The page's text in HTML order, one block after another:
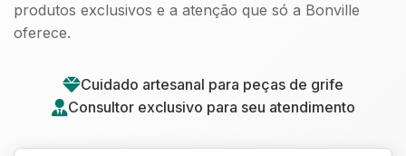
produtos exclusivos e a atenção que só a Bonville
oferece.
Cuidado artesanal para peças de grife
Consultor exclusivo para seu atendimento